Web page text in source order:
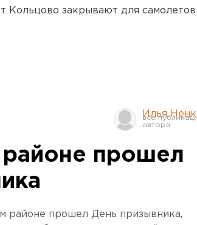
Кольцово закрывают для самолетов
Илья
прошел
районе прошел День призывника,